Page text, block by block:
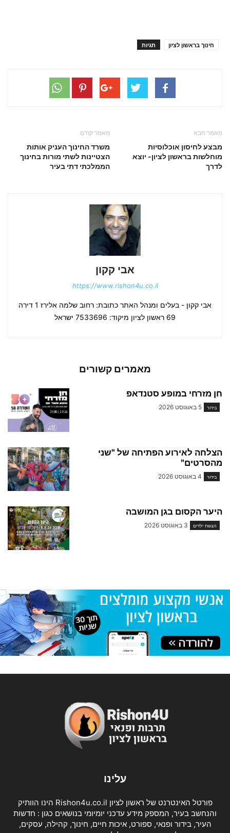
תגיות חינוך בראשון לציון
מאמר קודם
משרד החינוך העניק אותות
הצטיינות לשתי מורות בחינוך
הממלכתי דתי בעיר
מאמר הבא
מבצע לחיסון אוכלוסיות
מוחלשות בראשון לציון- יוצא
לדרך
אבי קקון
https://www.rishon4u.co.il
אבי קקון - בעלים ומנהל האתר כתובת: רחוב שלמה אלירז 1 דירה
69 ראשון לציון מיקוד: 7533696 ישראל
מאמרים קשורים
חן מזרחי במופע סטנדאפ
בידור 5 באוגוסט 2026
הצלחה לאירוע הפתיחה של "שני
מהסרטים"
בידור 4 באוגוסט 2026
היער הקסום בגן המושבה
הצגות ילדים 3 באוגוסט 2026
עלינו
פורטל האינטרנט של ראשון לציון Rishon4u.co.il הינו הוותיק
והנחשב בעיר, המספק מידע עדכני יומיומי בנושאים כגון : חדשות
העיר, בידור ופנאי, ספורט, איכות חיים, חינוך, קהילה, עסקים,